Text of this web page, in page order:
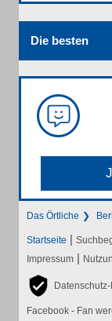
Die besten
Das Örtliche
Startseite |
Impressum |
Facebook - Fan